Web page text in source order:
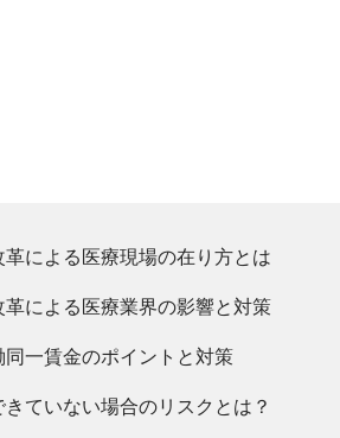
革による医療現場の在り方とは
革による医療業界の影響と対策
同一賃金のポイントと対策
きていない場合のリスクとは？